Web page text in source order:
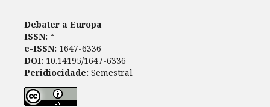
Debater a Europa
ISSN: “
e-ISSN: 1647-6336
DOI: 10.14195/1647-6336
Peridiocidade: Semestral